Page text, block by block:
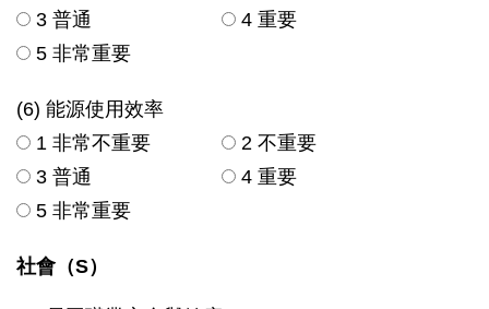
3 普通
4 重要
5 非常重要
(6) 能源使用效率
1 非常不重要
2 不重要
3 普通
4 重要
5 非常重要
社會（S）